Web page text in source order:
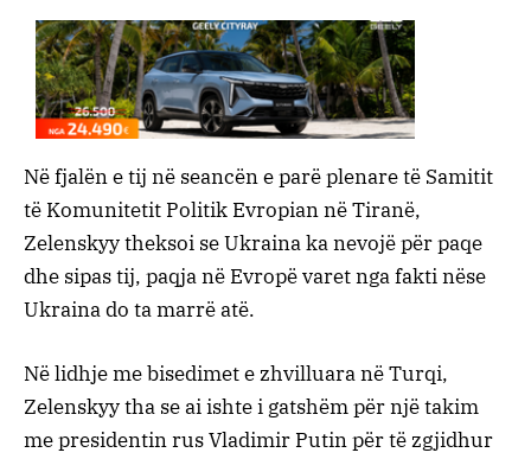
Në fjalën e tij në seancën e parë plenare të Samitit
të Komunitetit Politik Evropian në Tiranë,
Zelenskyy theksoi se Ukraina ka nevojë për paqe
dhe sipas tij, paqja në Evropë varet nga fakti nëse
Ukraina do ta marrë atë.
Në lidhje me bisedimet e zhvilluara në Turqi,
Zelenskyy tha se ai ishte i gatshëm për një takim
me presidentin rus Vladimir Putin për të zgjidhur